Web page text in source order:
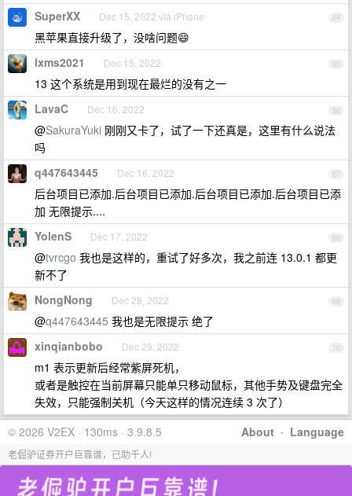
64
SuperXX Dec 15, 2022 via iPhone
黑苹果直接升级了，没啥问题😄
65
lxms2021 Dec 15, 2022
13 这个系统是用到现在最烂的没有之一
66
LavaC Dec 16, 2022
@SakuraYuki 刚刚又卡了，试了一下还真是，这里有什么说法
吗
67
q447643445 Dec 16, 2022
后台项目已添加.后台项目已添加.后台项目已添加.后台项目已添
加 无限提示....
68
YolenS Dec 17, 2022
@tvrcgo 我也是这样的，重试了好多次，我之前连 13.0.1 都更
新不了
69
NongNong Dec 28, 2022
@q447643445 我也是无限提示 绝了
70
xinqianbobo Dec 29, 2022
m1 表示更新后经常紫屏死机，
或者是触控在当前屏幕只能单只移动鼠标，其他手势及键盘完全
失效，只能强制关机（今天这样的情况连续 3 次了）
About · Language
© 2026 V2EX · 130ms · 3.9.8.5
老倔驴证券开户巨靠谱，已助千人!